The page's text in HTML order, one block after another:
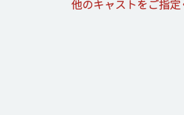
他のキャストをご指定